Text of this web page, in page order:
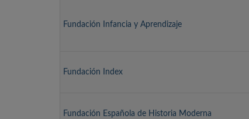
Fundación Infancia y Aprendizaje
Fundación Index
Fundación Española de Historia Moderna